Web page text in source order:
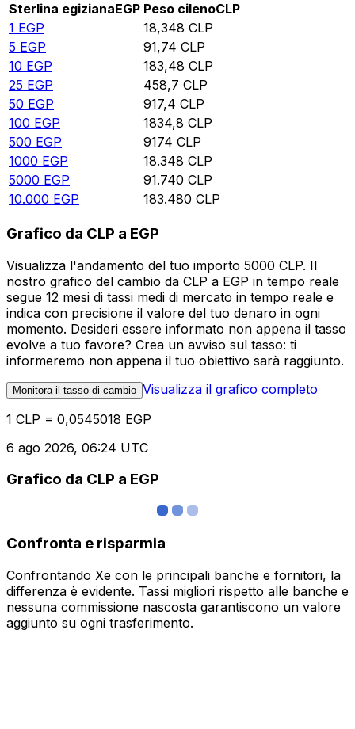
Sterlina egizianaEGP Peso cilenoCLP
1 EGP 18,348 CLP
5 EGP 91,74 CLP
10 EGP 183,48 CLP
25 EGP 458,7 CLP
50 EGP 917,4 CLP
100 EGP 1834,8 CLP
500 EGP 9174 CLP
1000 EGP 18.348 CLP
5000 EGP 91.740 CLP
10.000 EGP 183.480 CLP
Grafico da CLP a EGP
Visualizza l'andamento del tuo importo 5000 CLP. Il
nostro grafico del cambio da CLP a EGP in tempo reale
segue 12 mesi di tassi medi di mercato in tempo reale e
indica con precisione il valore del tuo denaro in ogni
momento. Desideri essere informato non appena il tasso
evolve a tuo favore? Crea un avviso sul tasso: ti
informeremo non appena il tuo obiettivo sarà raggiunto.
Monitora il tasso di cambio Visualizza il grafico completo
1 CLP = 0,0545018 EGP
6 ago 2026, 06:24 UTC
Grafico da CLP a EGP
Confronta e risparmia
Confrontando Xe con le principali banche e fornitori, la
differenza è evidente. Tassi migliori rispetto alle banche e
nessuna commissione nascosta garantiscono un valore
aggiunto su ogni trasferimento.